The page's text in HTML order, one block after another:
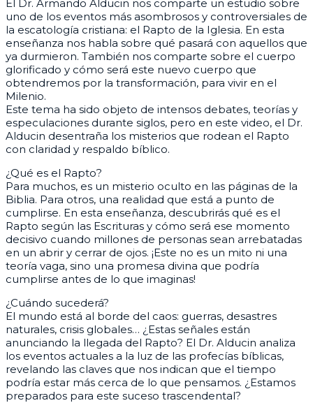
El Dr. Armando Alducin nos comparte un estudio sobre
uno de los eventos más asombrosos y controversiales de
la escatología cristiana: el Rapto de la Iglesia. En esta
enseñanza nos habla sobre qué pasará con aquellos que
ya durmieron. También nos comparte sobre el cuerpo
glorificado y cómo será este nuevo cuerpo que
obtendremos por la transformación, para vivir en el
Milenio.
Este tema ha sido objeto de intensos debates, teorías y
especulaciones durante siglos, pero en este video, el Dr.
Alducin desentraña los misterios que rodean el Rapto
con claridad y respaldo bíblico.
¿Qué es el Rapto?
Para muchos, es un misterio oculto en las páginas de la
Biblia. Para otros, una realidad que está a punto de
cumplirse. En esta enseñanza, descubrirás qué es el
Rapto según las Escrituras y cómo será ese momento
decisivo cuando millones de personas sean arrebatadas
en un abrir y cerrar de ojos. ¡Este no es un mito ni una
teoría vaga, sino una promesa divina que podría
cumplirse antes de lo que imaginas!
¿Cuándo sucederá?
El mundo está al borde del caos: guerras, desastres
naturales, crisis globales… ¿Estas señales están
anunciando la llegada del Rapto? El Dr. Alducin analiza
los eventos actuales a la luz de las profecías bíblicas,
revelando las claves que nos indican que el tiempo
podría estar más cerca de lo que pensamos. ¿Estamos
preparados para este suceso trascendental?